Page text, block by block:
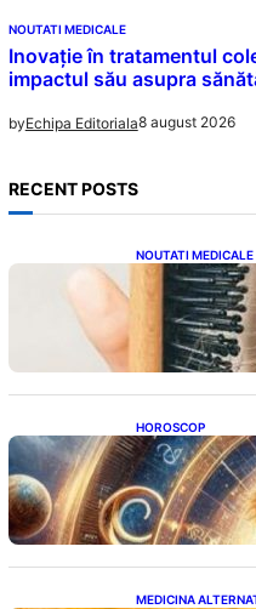
NOUTATI MEDICALE
Inovație în tratamentul
impactul său asupra
byEchipa Editoriala8 august 2026
RECENT POSTS
NOUTATI MEDICALE
Semnele
Impactul
HOROSCOP
Portalul
Abundență
MEDICINA